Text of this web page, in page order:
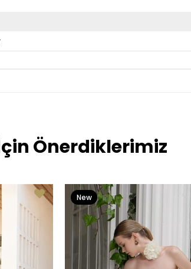
Önerdiklerimiz
New
Item